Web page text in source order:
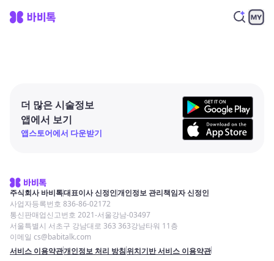
더 많은 시술정보
앱에서 보기
앱스토어에서 다운받기
주식회사 바비톡대표이사 신정인개인정보 관리책임자 신정인
사업자등록번호 836-86-02172
통신판매업신고번호 2021-서울강남-03497
서울특별시 서초구 강남대로 363 363강남타워 11층
이메일 cs@babitalk.com
서비스 이용약관개인정보 처리 방침위치기반 서비스 이용약관